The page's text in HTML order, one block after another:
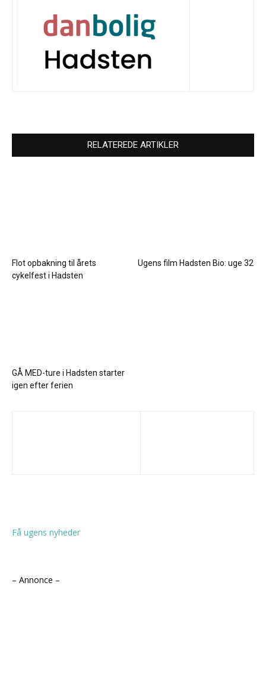
RELATEREDE ARTIKLER
Flot opbakning til årets
cykelfest i Hadsten
Ugens film Hadsten Bio: uge 32
GÅ MED-ture i Hadsten starter
igen efter ferien
Få ugens nyheder
– Annonce –